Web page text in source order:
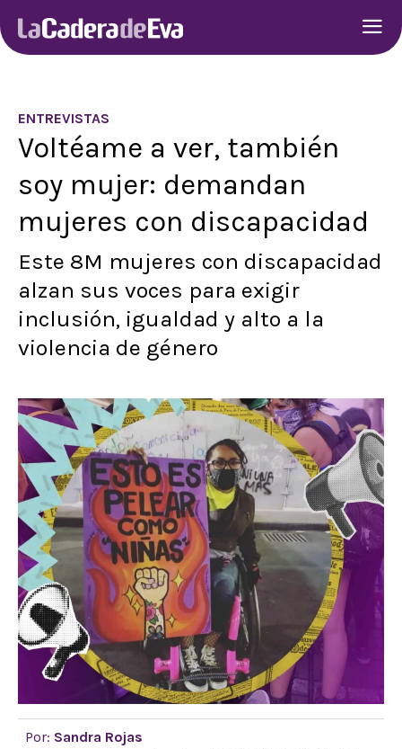
ENTREVISTAS
Voltéame a ver, también
soy mujer: demandan
mujeres con discapacidad
Este 8M mujeres con discapacidad
alzan sus voces para exigir
inclusión, igualdad y alto a la
violencia de género
Por: Sandra Rojas